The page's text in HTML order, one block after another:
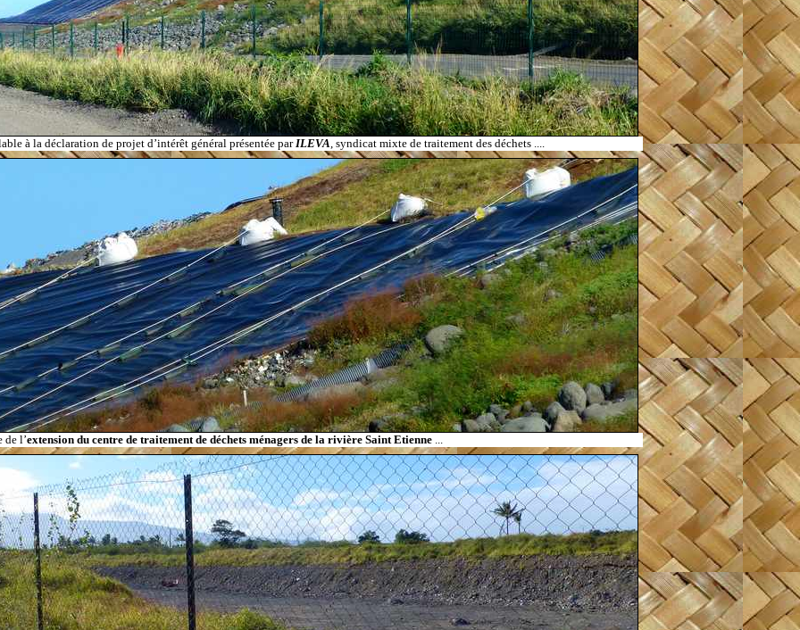
à la déclaration de projet d’intérêt général présentée parILEVA, syndicat mixte de traitement des déchets ....
de l’extension du centre de traitement de déchets ménagers de la rivière Saint Etienne ...